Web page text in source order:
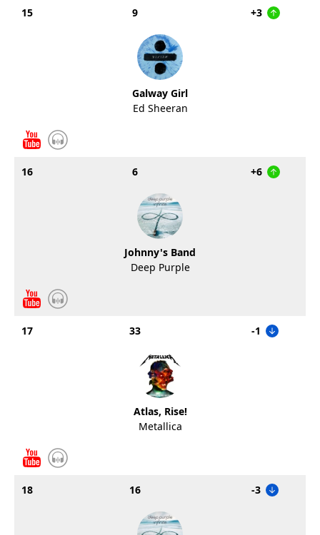
15 9 +3
Galway Girl
Ed Sheeran
16 6 +6
Johnny's Band
Deep Purple
17 33 -1
Atlas, Rise!
Metallica
18 16 -3